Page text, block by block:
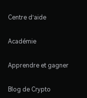
Centre d'aide
Académie
Apprendre et gagner
Blog de Crypto